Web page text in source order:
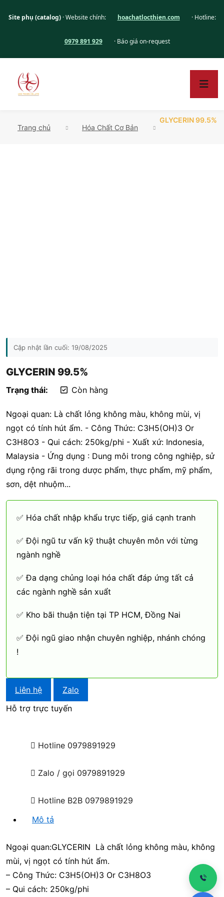
Site phụ (catalog)· Website chính: hoachatlocthien.com · Hotline:
0979 891 929 · Báo giá on-request
Trang chủ Hóa Chất Cơ Bản
GLYCERIN 99.5%
Cập nhật lần cuối: 19/08/2025
GLYCERIN 99.5%
Trạng thái: Còn hàng
Ngoại quan: Là chất lỏng không màu, không mùi, vị
ngọt có tính hút ẩm. - Công Thức: C3H5(OH)3 Or
C3H8O3 - Qui cách: 250kg/phi - Xuất xứ: Indonesia,
Malaysia - Ứng dụng : Dung môi trong công nghiệp, sử
dụng rộng rãi trong dược phẩm, thực phẩm, mỹ phẩm,
sơn, dệt nhuộm...
✅ Hóa chất nhập khẩu trực tiếp, giá cạnh tranh
✅ Đội ngũ tư vấn kỹ thuật chuyên môn với từng
ngành nghề
✅ Đa dạng chủng loại hóa chất đáp ứng tất cả
các ngành nghề sản xuẩt
✅ Kho bãi thuận tiện tại TP HCM, Đồng Nai
✅ Đội ngũ giao nhận chuyên nghiệp, nhánh chóng
!
Liên hệ
Zalo
Hỗ trợ trực tuyến
Hotline 0979891929
Zalo / gọi 0979891929
Hotline B2B 0979891929
Mô tả
Ngoại quan:GLYCERIN Là chất lỏng không màu, không
mùi, vị ngọt có tính hút ẩm.
– Công Thức: C3H5(OH)3 Or C3H8O3
– Qui cách: 250kg/phi